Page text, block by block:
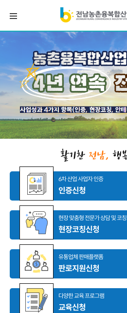
6차 산업 사업자 인증
인증신청
현장 맞춤형 전문가 상담 및 코칭
현장코칭신청
유통업체 판매플랫폼
판로지원신청
다양한 교육 프로그램
교육신청